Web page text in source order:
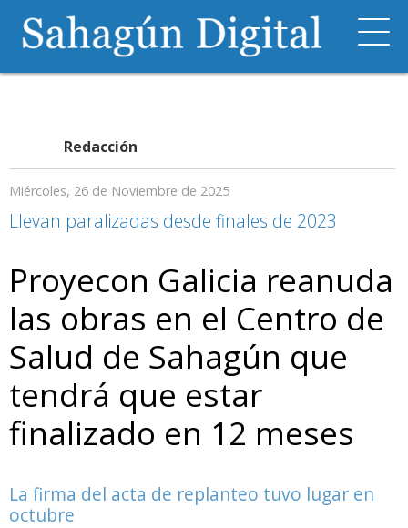
Redacción
Miércoles, 26 de Noviembre de 2025
Llevan paralizadas desde finales de 2023
Proyecon Galicia reanuda
las obras en el Centro de
Salud de Sahagún que
tendrá que estar
finalizado en 12 meses
La firma del acta de replanteo tuvo lugar en
octubre